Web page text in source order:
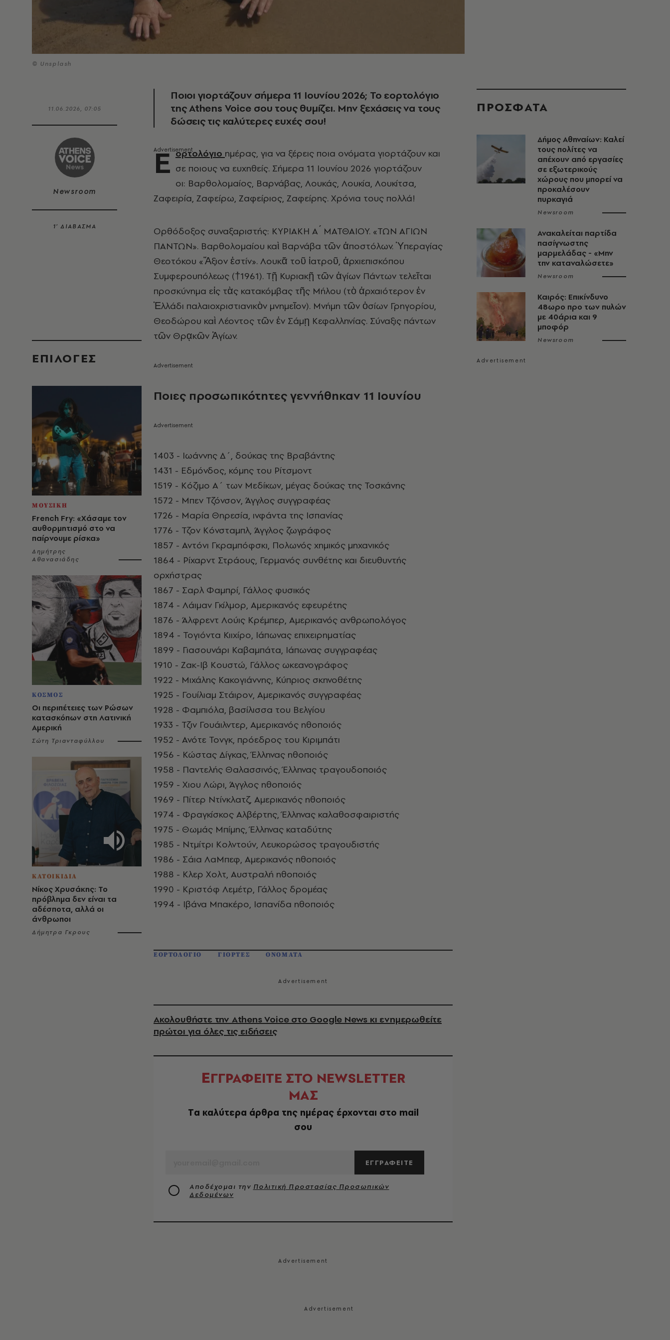
© Unsplash
11.06.2026, 07:05
Newsroom
1’ ΔΙΑΒΑΣΜΑ
EΠΙΛΟΓΈΣ
ΜΟΥΣΙΚΗ
French Fry: «Χάσαμε τον
αυθορμητισμό στο να
παίρνουμε ρίσκα»
Δημήτρης
Αθανασιάδης
ΚΟΣΜΟΣ
Οι περιπέτειες των Ρώσων
κατασκόπων στη Λατινική
Αμερική
Σώτη Τριανταφύλλου
ΚΑΤΟΙΚΙΔΙΑ
Νίκος Χρυσάκης: Το
πρόβλημα δεν είναι τα
αδέσποτα, αλλά οι
άνθρωποι
Δήμητρα Γκρους
Ποιοι γιορτάζουν σήμερα 11 Ιουνίου 2026; Το εορτολόγιο
της Athens Voice σου τους θυμίζει. Μην ξεχάσεις να τους
δώσεις τις καλύτερες ευχές σου!
Ε ορτολόγιο ημέρας, για να ξέρεις ποια ονόματα γιορτάζουν και
σε ποιους να ευχηθείς. Σήμερα 11 Ιουνίου 2026 γιορτάζουν
οι: Βαρθολομαίος, Βαρνάβας, Λουκάς, Λουκία, Λουκίτσα,
Ζαφειρία, Ζαφείρω, Ζαφείριος, Ζαφείρης. Χρόνια τους πολλά!
Ορθόδοξος συναξαριστής: ΚΥΡΙΑΚΗ Α ́ ΜΑΤΘΑΙΟΥ. «ΤΩΝ ΑΓΙΩΝ
ΠΑΝΤΩΝ». Βαρθολομαίου καὶ Βαρνάβα τῶν ἀποστόλων. Ὑπεραγίας
Θεοτόκου «Ἄξιον ἐστίν». Λουκᾶ τοῦ ἰατροῦ, ἀρχιεπισκόπου
Συμφερουπόλεως (†1961). Τῇ Κυριακῇ τῶν ἁγίων Πάντων τελεῖται
προσκύνημα εἰς τὰς κατακόμβας τῆς Μήλου (τὸ ἀρχαιότερον ἐν
Ἑλλάδι παλαιοχριστιανικὸν μνημεῖον). Μνήμη τῶν ὁσίων Γρηγορίου,
Θεοδώρου καὶ Λέοντος τῶν ἐν Σάμῃ Κεφαλληνίας. Σύναξις πάντων
τῶν Θρᾳκῶν Ἁγίων.
Ποιες προσωπικότητες γεννήθηκαν 11 Ιουνίου
1403 - Ιωάννης Δ΄, δούκας της Βραβάντης
1431 - Εδμόνδος, κόμης του Ρίτσμοντ
1519 - Κόζιμο Α΄ των Μεδίκων, μέγας δούκας της Τοσκάνης
1572 - Μπεν Τζόνσον, Άγγλος συγγραφέας
1726 - Μαρία Θηρεσία, ινφάντα της Ισπανίας
1776 - Τζον Κόνσταμπλ, Άγγλος ζωγράφος
1857 - Αντόνι Γκραμπόφσκι, Πολωνός χημικός μηχανικός
1864 - Ρίχαρντ Στράους, Γερμανός συνθέτης και διευθυντής
ορχήστρας
1867 - Σαρλ Φαμπρί, Γάλλος φυσικός
1874 - Λάιμαν Γκίλμορ, Αμερικανός εφευρέτης
1876 - Άλφρεντ Λούις Κρέμπερ, Αμερικανός ανθρωπολόγος
1894 - Τογιόντα Κιιχίρο, Ιάπωνας επιχειρηματίας
1899 - Γιασουνάρι Καβαμπάτα, Ιάπωνας συγγραφέας
1910 - Ζακ-Ιβ Κουστώ, Γάλλος ωκεανογράφος
1922 - Μιχάλης Κακογιάννης, Κύπριος σκηνοθέτης
1925 - Γουίλιαμ Στάιρον, Αμερικανός συγγραφέας
1928 - Φαμπιόλα, βασίλισσα του Βελγίου
1933 - Τζιν Γουάιλντερ, Αμερικανός ηθοποιός
1952 - Ανότε Τονγκ, πρόεδρος του Κιριμπάτι
1956 - Κώστας Δίγκας, Έλληνας ηθοποιός
1958 - Παντελής Θαλασσινός, Έλληνας τραγουδοποιός
1959 - Χιου Λώρι, Άγγλος ηθοποιός
1969 - Πίτερ Ντίνκλατζ, Αμερικανός ηθοποιός
1974 - Φραγκίσκος Αλβέρτης, Έλληνας καλαθοσφαιριστής
1975 - Θωμάς Μπίμης, Έλληνας καταδύτης
1985 - Ντμίτρι Κολντούν, Λευκορώσος τραγουδιστής
1986 - Σάια ΛαΜπεφ, Αμερικανός ηθοποιός
1988 - Κλερ Χολτ, Αυστραλή ηθοποιός
1990 - Κριστόφ Λεμέτρ, Γάλλος δρομέας
1994 - Ιβάνα Μπακέρο, Ισπανίδα ηθοποιός
ΕΟΡΤΟΛΟΓΙΟ ΓΙΟΡΤΕΣ ΟΝΟΜΑΤΑ
Ακολουθήστε την Athens Voice στο Google News κι ενημερωθείτε
πρώτοι για όλες τις ειδήσεις
ΕΓΓΡΑΦΕΙΤΕ ΣΤΟ NEWSLETTER
ΜΑΣ
Tα καλύτερα άρθρα της ημέρας έρχονται στο mail
σου
ΕΓΓΡΑΦΕΙΤΕ
Αποδέχομαι την Πολιτική Προστασίας Προσωπικών
Δεδομένων
ΠΡΟΣΦΑΤΑ
Δήμος Αθηναίων: Καλεί
τους πολίτες να
απέχουν από εργασίες
σε εξωτερικούς
χώρους που μπορεί να
προκαλέσουν
πυρκαγιά
Newsroom
Ανακαλείται παρτίδα
πασίγνωστης
μαρμελάδας - «Μην
την καταναλώσετε»
Newsroom
Καιρός: Επικίνδυνο
48ωρο προ των πυλών
με 40άρια και 9
μποφόρ
Newsroom